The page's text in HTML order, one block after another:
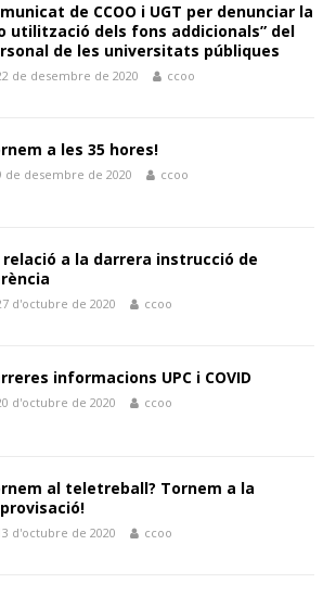
de CCOO i UGT per denunciar la
utilització dels fons addicionals” del
de les universitats públiques
de desembre de 2020 ccoo
a les 35 hores!
de desembre de 2020 ccoo
relació a la darrera instrucció de
d'octubre de 2020 ccoo
informacions UPC i COVID
d'octubre de 2020 ccoo
al teletreball? Tornem a la
d'octubre de 2020 ccoo